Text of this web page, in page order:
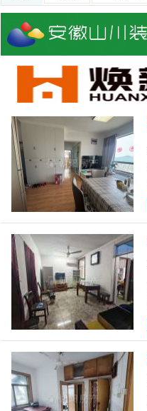
朝西
朝南
5-10年
10-15年